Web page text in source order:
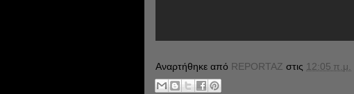
Αναρτήθηκε από REPORTAZ στις 12:05 π.μ.